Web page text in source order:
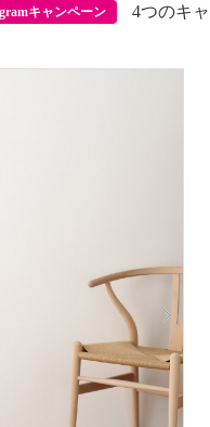
キャンペーン 4つのキ